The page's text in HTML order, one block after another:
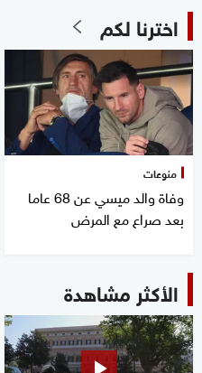
اخترنا لكم
منوعات
وفاة والد ميسي عن 68 عاما
بعد صراع مع المرض
الأكثر مشاهدة